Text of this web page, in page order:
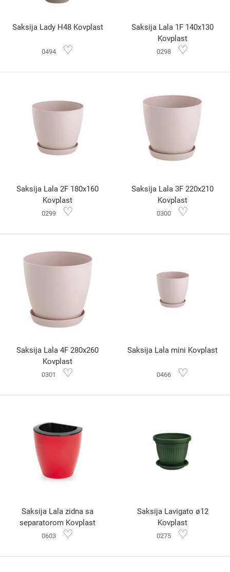
Saksija Lady H48 Kovplast
0494 ♡
Saksija Lala 1F 140x130
Kovplast
0298 ♡
Saksija Lala 2F 180x160
Kovplast
0299 ♡
Saksija Lala 3F 220x210
Kovplast
0300 ♡
Saksija Lala 4F 280x260
Kovplast
0301 ♡
Saksija Lala mini Kovplast
0466 ♡
Saksija Lala zidna sa
separatorom Kovplast
0603 ♡
Saksija Lavigato ø12
Kovplast
0275 ♡